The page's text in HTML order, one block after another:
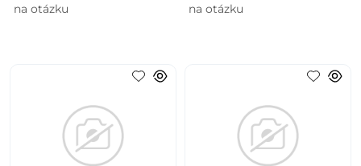
na otázku na otázku